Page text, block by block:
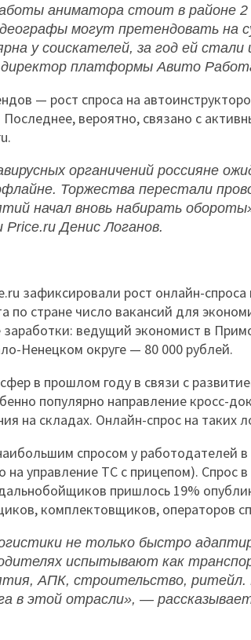
аниматора стоит в районе
могут претендовать на
у соискателей, за год ей
платформы Авито
— рост спроса на
вероятно, связано с
органичений россияне
Торжества перестали
начал вновь набирать
Денис Логанов.
зафиксировали рост онлайн-
по стране число вакансий для
ведущий экономист в
Ненецком округе — 80 000 рублей.
в прошлом году в связи с
популярно направление кросс-
на складах. Онлайн-спрос на таких
спросом у работодателей
на управление ТС с прицепом). Спрос
пришлось 19%
комплектовщиков, операторов
не только быстро
испытывают как
АПК, строительство,
в этой отрасли», —